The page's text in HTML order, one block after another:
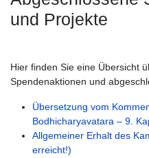
und Projekte
Hier finden Sie eine Übersicht
Spendenaktionen und
Übersetzung vom
Bodhicharyavatara – 9.
Allgemeiner Erhalt des
erreicht!)